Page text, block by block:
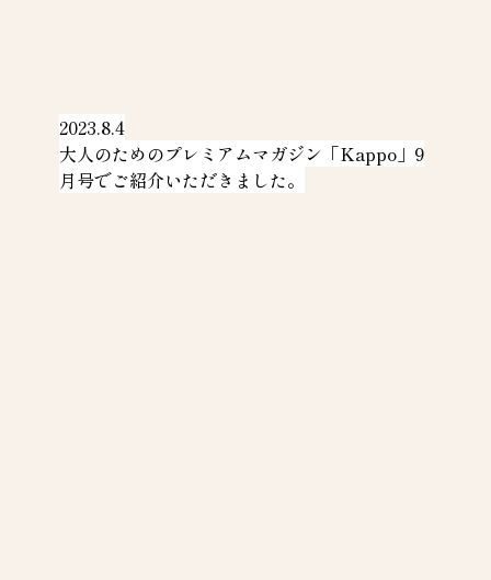
2023.8.4
大人のためのプレミアムマガジン「Kappo」9
月号でご紹介いただきました。